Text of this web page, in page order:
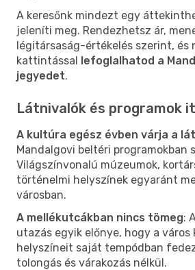
A keresőnk mindezt egy
jeleníti meg. Rendezhetsz ár,
légitársaság-értékelés szerint, és
kattintással lefoglalhatod a
jegyedet.
Látnivalók és programok
A kultúra egész évben várja a
Mandalgovi beltéri programokban
Világszínvonalú múzeumok,
történelmi helyszínek egyaránt
városban.
A mellékutcákban nincs tömeg:
utazás egyik előnye, hogy a város
helyszíneit saját tempódban
tolongás és várakozás nélkül.